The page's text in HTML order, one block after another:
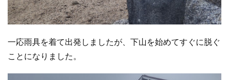
一応雨具を着て出発しましたが、下山を始めてすぐに脱ぐ
ことになりました。